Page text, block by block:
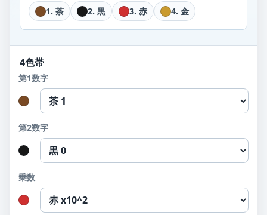
1. 茶 2. 黒 3. 赤 4. 金
4色帯
第1数字
第2数字
乗数